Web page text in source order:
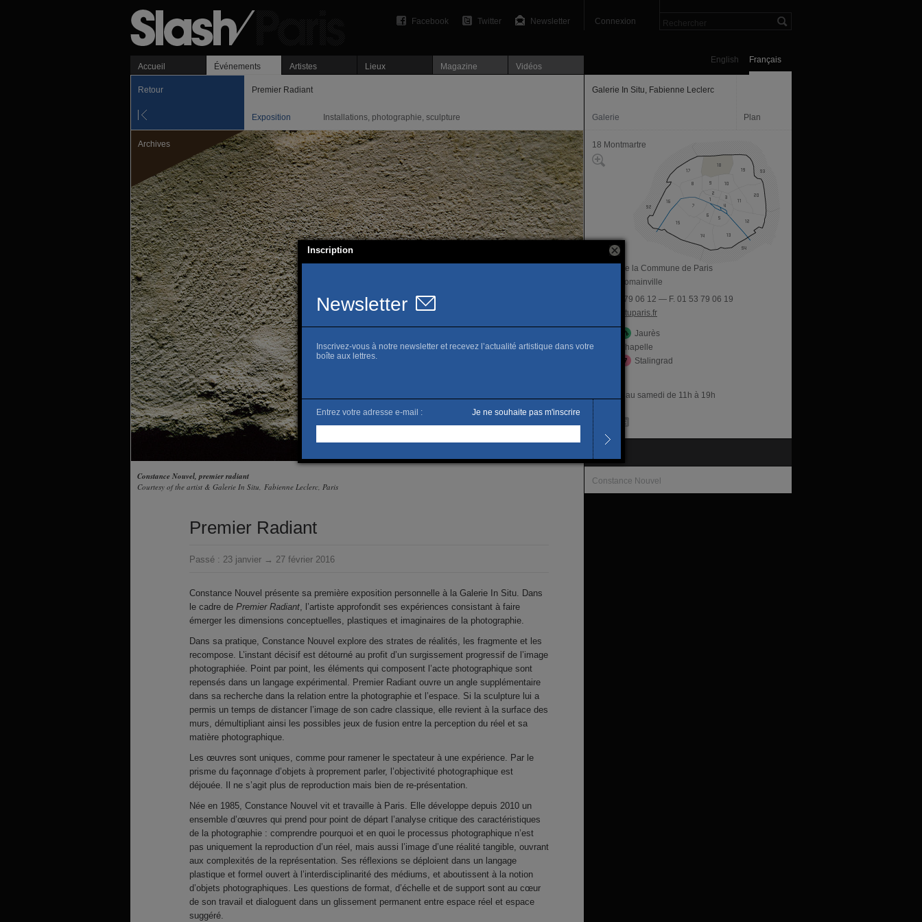
Connexion
Newsletter
Twitter
Facebook
Français
English
Accueil Événements Artistes Lieux Magazine Vidéos
Retour Premier Radiant
Exposition Installations, photographie, sculpture
Archives
Constance Nouvel, premier radiant
Courtesy of the artist & Galerie In Situ, Fabienne Leclerc, Paris
Premier Radiant
Passé : 23 janvier → 27 février 2016
Constance Nouvel présente sa première exposition personnelle à la Galerie In Situ. Dans
le cadre de Premier Radiant, l’artiste approfondit ses expériences consistant à faire
émerger les dimensions conceptuelles, plastiques et imaginaires de la photographie.
Dans sa pratique, Constance Nouvel explore des strates de réalités, les fragmente et les
recompose. L’instant décisif est détourné au profit d’un surgissement progressif de l’image
photographiée. Point par point, les éléments qui composent l’acte photographique sont
repensés dans un langage expérimental. Premier Radiant ouvre un angle supplémentaire
dans sa recherche dans la relation entre la photographie et l’espace. Si la sculpture lui a
permis un temps de distancer l’image de son cadre classique, elle revient à la surface des
murs, démultipliant ainsi les possibles jeux de fusion entre la perception du réel et sa
matière photographique.
Les œuvres sont uniques, comme pour ramener le spectateur à une expérience. Par le
prisme du façonnage d’objets à proprement parler, l’objectivité photographique est
déjouée. Il ne s’agit plus de reproduction mais bien de re-présentation.
Née en 1985, Constance Nouvel vit et travaille à Paris. Elle développe depuis 2010 un
ensemble d’œuvres qui prend pour point de départ l’analyse critique des caractéristiques
de la photographie : comprendre pourquoi et en quoi le processus photographique n’est
pas uniquement la reproduction d’un réel, mais aussi l’image d’une réalité tangible, ouvrant
aux complexités de la représentation. Ses réflexions se déploient dans un langage
plastique et formel ouvert à l’interdisciplinarité des médiums, et aboutissent à la notion
d’objets photographiques. Les questions de format, d’échelle et de support sont au cœur
de son travail et dialoguent dans un glissement permanent entre espace réel et espace
suggéré.
Galerie In Situ, Fabienne Leclerc
Galerie Plan
18 Montmartre
43, rue de la Commune de Paris
93230 Romainville
T. 01 53 79 06 12 — F. 01 53 79 06 19
www.insituparis.fr
Jaurès
La Chapelle
Stalingrad
Du jeudi au samedi de 11h à 19h
L’artiste
Constance Nouvel
Inscription